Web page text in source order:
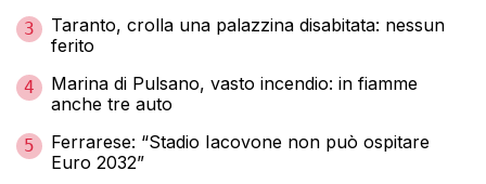
3
Taranto, crolla una palazzina disabitata: nessun
ferito
4
Marina di Pulsano, vasto incendio: in fiamme
anche tre auto
5
Ferrarese: “Stadio Iacovone non può ospitare
Euro 2032”